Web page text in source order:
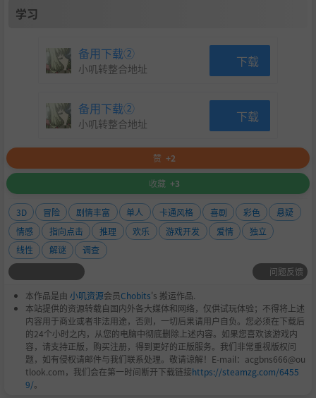
学习
备用下载②
小叽转整合地址 下载
备用下载②
小叽转整合地址 下载
赞 +2
收藏 +3
3D 冒险 剧情丰富 单人 卡通风格 喜剧 彩色
悬疑
情感
指向点击 推理 欢乐 游戏开发 爱情
独立
线性
解谜
调查
问题反馈
本作品是由 小叽资源会员Chobits's 搬运作品.
本站提供的资源转载自国内外各大媒体和网络，仅供试玩体验；不得将上述
内容用于商业或者非法用途，否则，一切后果请用户自负。您必须在下载后
的24个小时之内，从您的电脑中彻底删除上述内容。如果您喜欢该游戏内
容，请支持正版，购买注册，得到更好的正版服务。我们非常重视版权问
题，如有侵权请邮件与我们联系处理。敬请谅解！E-mail：acgbns666@ou
tlook.com，我们会在第一时间断开下载链接https://steamzg.com/6455
9/。